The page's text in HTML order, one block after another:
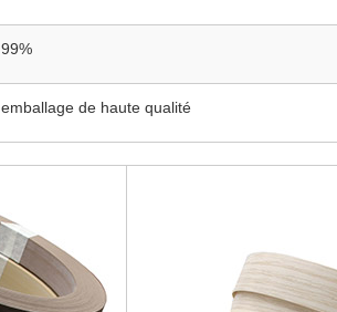
99%
emballage de haute qualité